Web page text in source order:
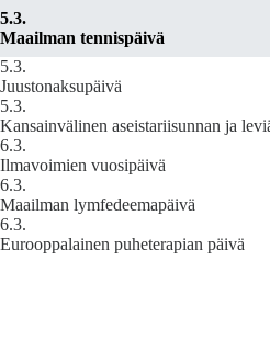
5.3.
Maailman tennispäivä
5.3.
Juustonaksupäivä
5.3.
Kansainvälinen aseistariisunnan ja
6.3.
Ilmavoimien vuosipäivä
6.3.
Maailman lymfedeemapäivä
6.3.
Eurooppalainen puheterapian päivä